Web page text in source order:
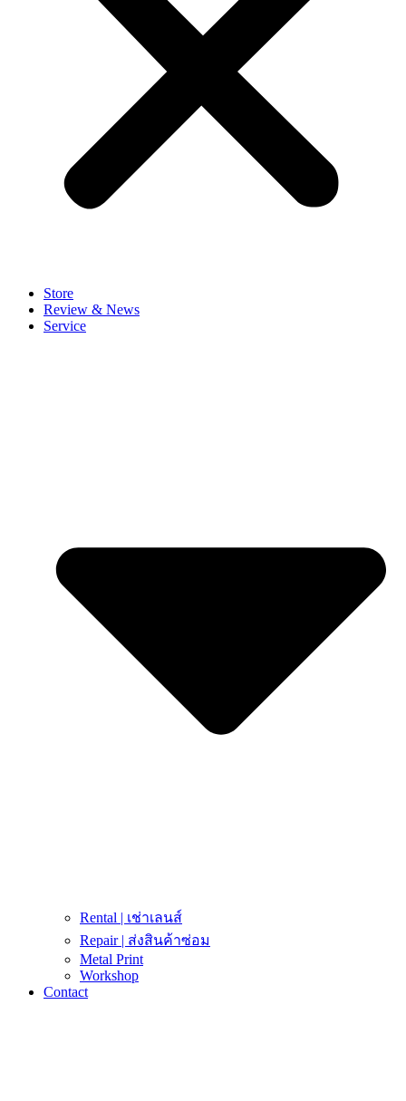
Store
Review & News
Service
Rental | เช่าเลนส์
Repair | ส่งสินค้าซ่อม
Metal Print
Workshop
Contact